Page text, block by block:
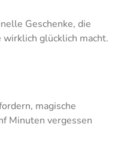
Geschenke, die
glücklich macht.
magische
Minuten vergessen